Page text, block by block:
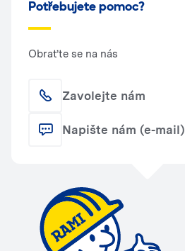
Potřebujete pomoc?
Obraťte se na nás
Zavolejte nám
Napište nám (e-mail)